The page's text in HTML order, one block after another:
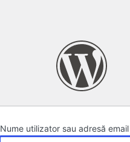
Nume utilizator sau adresă email